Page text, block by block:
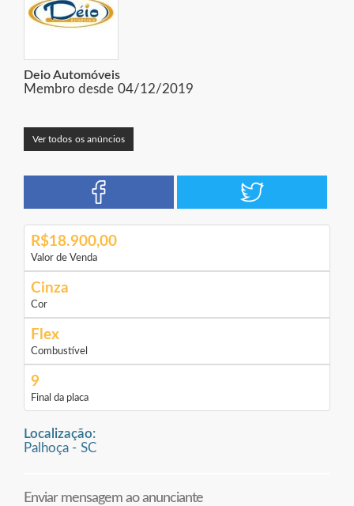
Deio Automóveis
Membro desde 04/12/2019
Ver todos os anúncios
R$18.900,00
Valor de Venda
Cinza
Cor
Flex
Combustível
9
Final da placa
Localização:
Palhoça - SC
Enviar mensagem ao anunciante